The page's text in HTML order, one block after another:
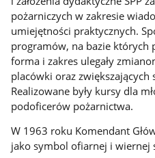
pożarniczych w zakresie
umiejętności praktycznych.
programów, na bazie których
forma i zakres ulegały
placówki oraz zwiększających
Realizowane były kursy dla
podoficerów pożarnictwa.
W 1963 roku Komendant
jako symbol ofiarnej i wiernej